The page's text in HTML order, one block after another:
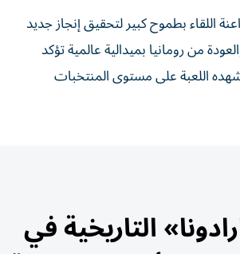
اللقاء بطموح كبير لتحقيق إنجاز جديد
من رومانيا بميدالية عالمية تؤكد
اللعبة على مستوى المنتخبات
التاريخية في